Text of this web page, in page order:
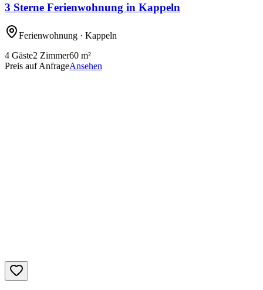
3 Sterne Ferienwohnung in Kappeln
Ferienwohnung · Kappeln
4 Gäste2 Zimmer60 m²
Preis auf AnfrageAnsehen